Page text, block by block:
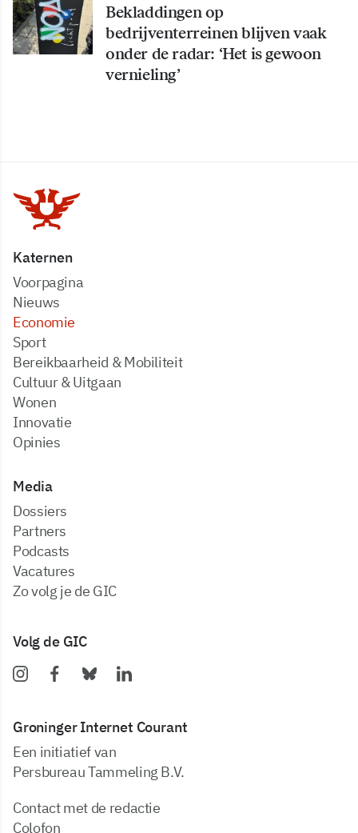
Bekladdingen op
bedrijventerreinen blijven vaak
onder de radar: ‘Het is gewoon
vernieling’
Katernen
Voorpagina
Nieuws
Economie
Sport
Bereikbaarheid & Mobiliteit
Cultuur & Uitgaan
Wonen
Innovatie
Opinies
Media
dossiers
partners
podcasts
vacatures
zo volg je de GIC
Volg de GIC
Groninger Internet Courant
Een initiatief van
Persbureau Tammeling B.V.
Contact met de redactie
Colofon